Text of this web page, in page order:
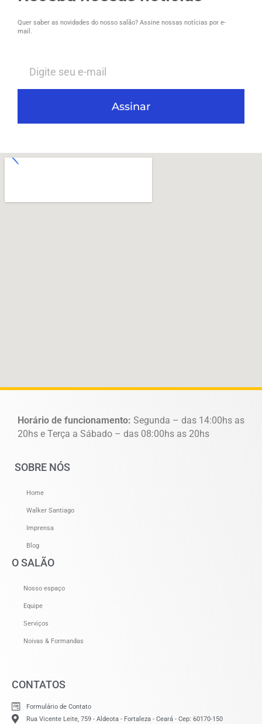
Quer saber as novidades do nosso salão? Assine nossas notícias por e-
mail.
Assinar
Horário de funcionamento: Segunda – das 14:00hs as
20hs e Terça a Sábado – das 08:00hs as 20hs
SOBRE NÓS
Home
Walker Santiago
Imprensa
Blog
O SALÃO
Nosso espaço
Equipe
Serviços
Noivas & Formandas
CONTATOS
Formulário de Contato
Rua Vicente Leite, 759 - Aldeota - Fortaleza - Ceará - Cep: 60170-150